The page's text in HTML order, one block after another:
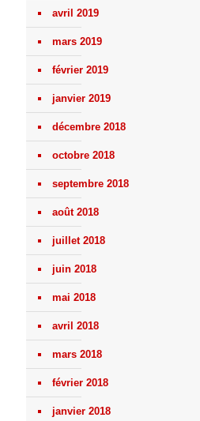
avril 2019
mars 2019
février 2019
janvier 2019
décembre 2018
octobre 2018
septembre 2018
août 2018
juillet 2018
juin 2018
mai 2018
avril 2018
mars 2018
février 2018
janvier 2018